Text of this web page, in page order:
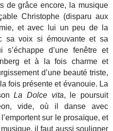
de grâce encore, la musique
Christophe (disparu aux
et avec lui un peu de la
sa voix si émouvante et sa
s’échappe d’une fenêtre et
et à la fois charme et
d’une beauté triste,
fois présente et évanouie. La
La Dolce vita, le poursuit
vide, où il danse avec
sur le prosaïque, et
il faut aussi souligner